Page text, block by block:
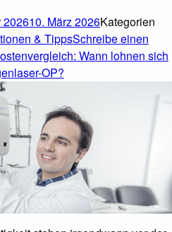
202610. März 2026Kategorien
& TippsSchreibe einen
Wann lohnen sich
OP?